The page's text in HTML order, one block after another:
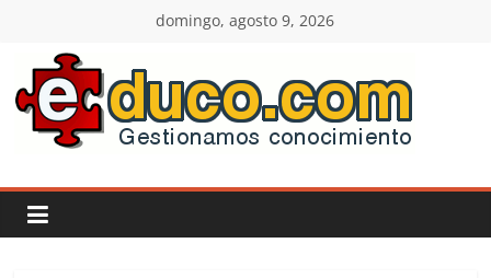
contenido
domingo, agosto 9, 2026
E-
duco:
Gestión